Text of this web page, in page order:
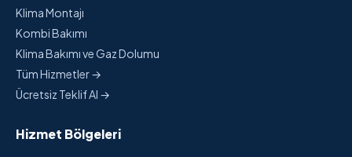
Klima Montajı
Kombi Bakımı
Klima Bakımı ve Gaz Dolumu
Tüm Hizmetler →
Ücretsiz Teklif Al →
Hizmet Bölgeleri